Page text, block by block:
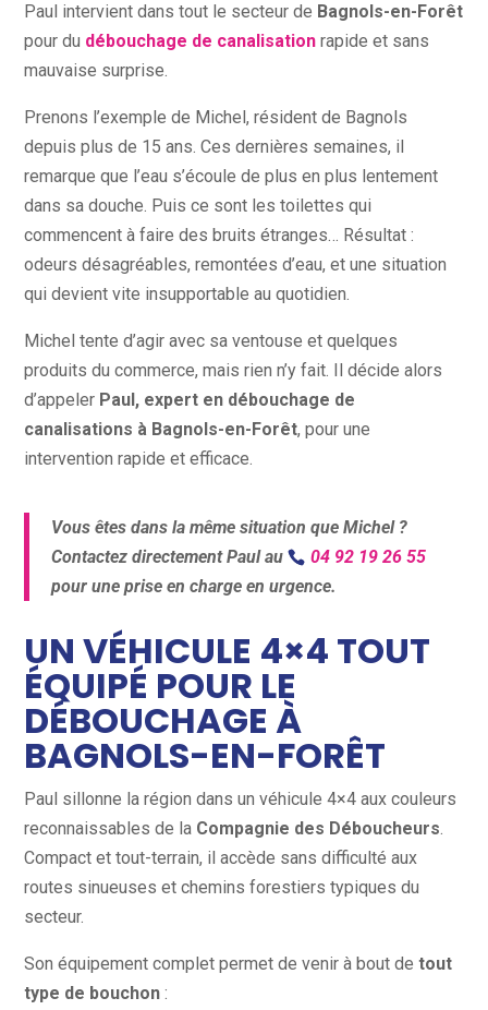
Paul intervient dans tout le secteur de Bagnols-en-Forêt
pour du débouchage de canalisation rapide et sans
mauvaise surprise.
Prenons l’exemple de Michel, résident de Bagnols
depuis plus de 15 ans. Ces dernières semaines, il
remarque que l’eau s’écoule de plus en plus lentement
dans sa douche. Puis ce sont les toilettes qui
commencent à faire des bruits étranges… Résultat :
odeurs désagréables, remontées d’eau, et une situation
qui devient vite insupportable au quotidien.
Michel tente d’agir avec sa ventouse et quelques
produits du commerce, mais rien n’y fait. Il décide alors
d’appeler Paul, expert en débouchage de
canalisations à Bagnols-en-Forêt, pour une
intervention rapide et efficace.
Vous êtes dans la même situation que Michel ?
Contactez directement Paul au
04 92 19 26 55
pour une prise en charge en urgence.
UN VÉHICULE 4×4 TOUT
ÉQUIPÉ POUR LE
DÉBOUCHAGE À
BAGNOLS-EN-FORÊT
Paul sillonne la région dans un véhicule 4×4 aux couleurs
reconnaissables de la Compagnie des Déboucheurs.
Compact et tout-terrain, il accède sans difficulté aux
routes sinueuses et chemins forestiers typiques du
secteur.
Son équipement complet permet de venir à bout detout
type de bouchon :